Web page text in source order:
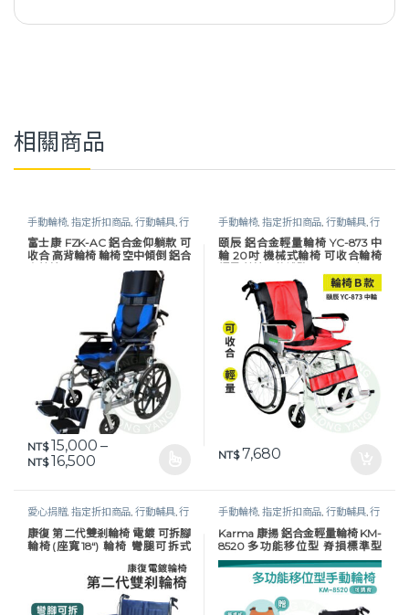
相關商品
手動輪椅,指定折扣商品 ,行動輔具,行
動輔具, 輪椅 ,長照專區, 高背 / 傾倒輪
椅
富士康 FZK-AC 鋁合金仰躺款 可
收合 高背輪椅 輪椅 空中傾倒 鋁合
NT$15,000 –
NT$16,500價格範圍：NT$ 15,000 到 NT$ 16,500
此產品有多種款式。 可在產品頁面選擇選項
手動輪椅,指定折扣商品 ,行動輔具,行
動輔具,輪椅, 長照專區
頤辰 鋁合金輕量輪椅 YC-873 中
輪 20吋 機械式輪椅 可收合輪椅
NT$7,680
愛心捐贈,指定折扣商品,行動輔具,行
動輔具,輪椅,鐵製 / 電鍍輪椅,長照專
區
康復 第二代雙剎輪椅 電鍍 可拆腳
輪椅(座寬18“) 輪椅 彎腿可拆式
手動輪椅,指定折扣商品,行動輔具,行
動輔具
輪椅,長照專區
Karma 康揚 鋁合金輕量輪椅 KM-
8520 多功能移位型 脊損標準型
手動輪椅 輪椅